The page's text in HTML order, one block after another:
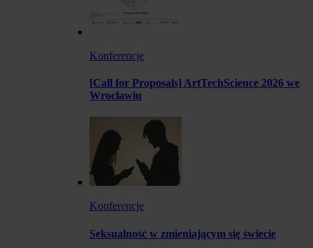
Konferencje
[Call for Proposals] ArtTechScience 2026 we
Wrocławiu
Konferencje
Seksualność w zmieniającym się świecie